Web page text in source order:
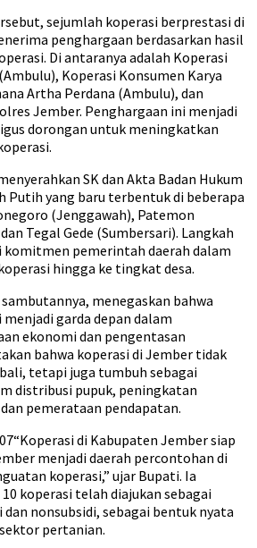
sejumlah koperasi berprestasi di
penghargaan berdasarkan hasil
Di antaranya adalah Koperasi
Koperasi Konsumen Karya
Artha Perdana (Ambulu), dan
Jember. Penghargaan ini menjadi
dorongan untuk meningkatkan
SK dan Akta Badan Hukum
Putih yang baru terbentuk di beberapa
(Jenggawah), Patemon
Tegal Gede (Sumbersari). Langkah
komitmen pemerintah daerah dalam
hingga ke tingkat desa.
menegaskan bahwa
garda depan dalam
ekonomi dan pengentasan
bahwa koperasi di Jember tidak
tetapi juga tumbuh sebagai
distribusi pupuk, peningkatan
pemerataan pendapatan.
“Koperasi di Kabupaten Jember siap
menjadi daerah percontohan di
koperasi,” ujar Bupati. Ia
koperasi telah diajukan sebagai
dan nonsubsidi, sebagai bentuk nyata
pertanian.